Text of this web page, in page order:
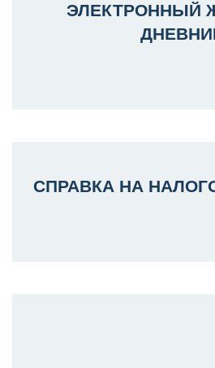
ЭЛЕКТРОННЫЙ
СПРАВКА НА